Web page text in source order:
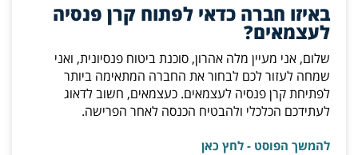
באיזו חברה כדאי לפתוח קרן פנסיה
לעצמאים?
שלום, אני מעיין מלה אהרון, סוכנת ביטוח פנסיונית, ואני
שמחה לעזור לכם לבחור את החברה המתאימה ביותר
לפתיחת קרן פנסיה לעצמאים. כעצמאים, חשוב לדאוג
לעתידכם הכלכלי ולהבטיח הכנסה לאחר הפרישה.
להמשך הפוסט - לחץ כאן